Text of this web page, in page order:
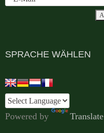
SPRACHE WÄHLEN
Powered by Translate